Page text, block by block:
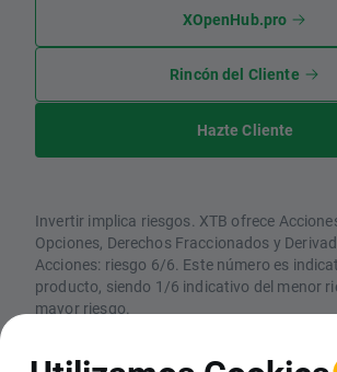
XOpenHub.pro
Rincón del Cliente
Hazte Cliente
Invertir implica riesgos. XTB ofrece
Opciones, Derechos Fraccionados y
Acciones: riesgo 6/6. Este número es
producto, siendo 1/6 indicativo del menor
mayor riesgo.
asociados a un riesgo elevado de perder